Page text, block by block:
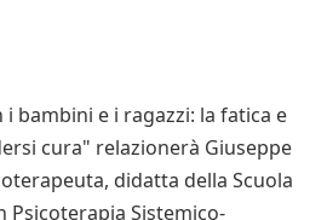
i bambini e i ragazzi: la fatica e
cura" relazionerà Giuseppe
didatta della Scuola
Psicoterapia Sistemico-